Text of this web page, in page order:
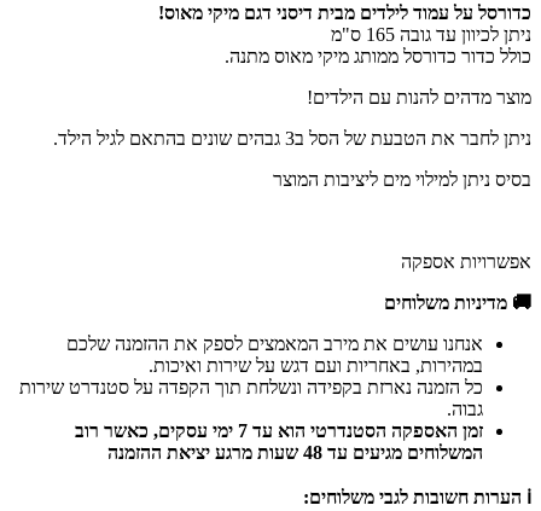
כדורסל על עמוד לילדים מבית דיסני דגם מיקי מאוס!
ניתן לכיוון עד גובה 165 ס"מ
כולל כדור כדורסל ממותג מיקי מאוס מתנה.
מוצר מדהים להנות עם הילדים!
ניתן לחבר את הטבעת של הסל ב3 גבהים שונים בהתאם לגיל הילד.
בסיס ניתן למילוי מים ליציבות המוצר
אפשרויות אספקה
🚚 מדיניות משלוחים
אנחנו עושים את מירב המאמצים לספק את ההזמנה שלכם
במהירות, באחריות ועם דגש על שירות ואיכות.
כל הזמנה נארזת בקפידה ונשלחת תוך הקפדה על סטנדרט שירות
גבוה.
זמן האספקה הסטנדרטי הוא עד 7 ימי עסקים, כאשר רוב
המשלוחים מגיעים עד 48 שעות מרגע יציאת ההזמנה
ℹ️ הערות חשובות לגבי משלוחים: